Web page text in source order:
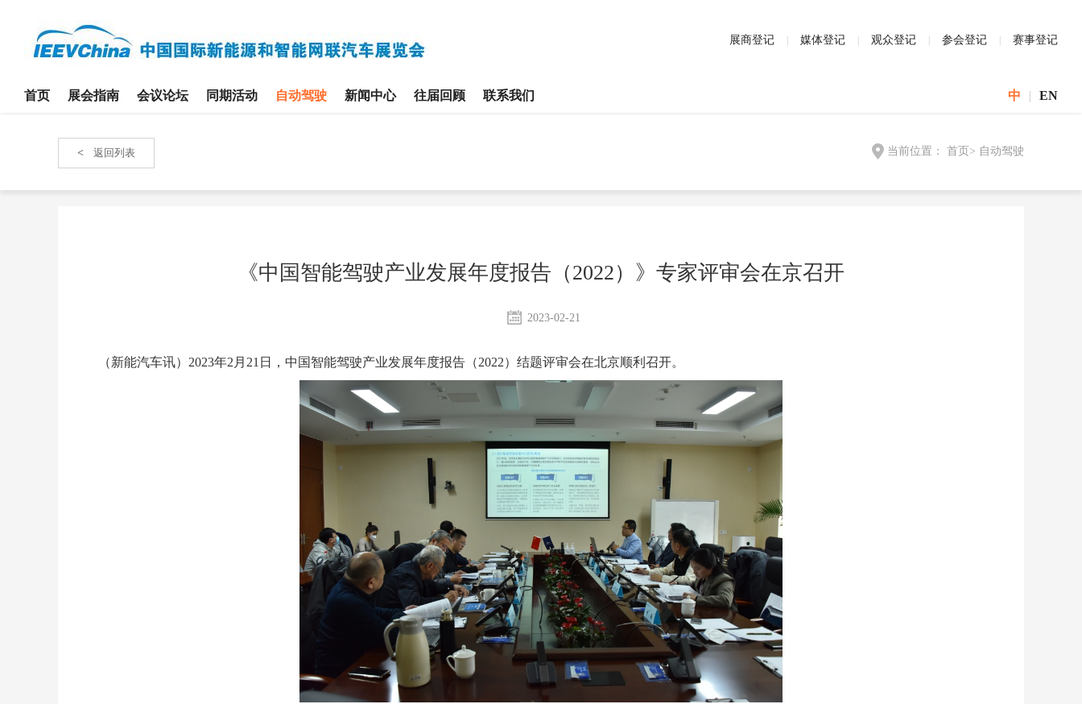
展商登记 媒体登记 观众登记 参会登记 赛事登记
首页 展会指南 会议论坛 同期活动 自动驾驶 新闻中心 往届回顾 联系我们 中 | EN
< 返回列表 当前位置： 首页 > 自动驾驶
《中国智能驾驶产业发展年度报告（2022）》专家评审会在京召开
2023-02-21
（新能汽车讯）2023年2月21日，中国智能驾驶产业发展年度报告（2022）结题评审会在北京顺利召开。